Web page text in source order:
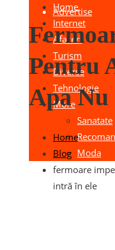
Advertise
Home
Internet
Afaceri
Turism
Diverse
Tehnologie
More
Sanatate
Moda
Pentru
Apa
Home
Blog
fermoare
intră în ele